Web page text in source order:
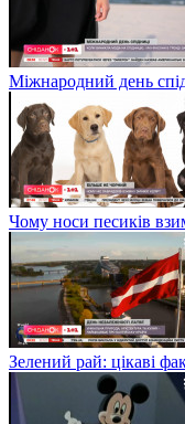
Міжнародний день
Чому носи песиків
Зелений рай: цікаві